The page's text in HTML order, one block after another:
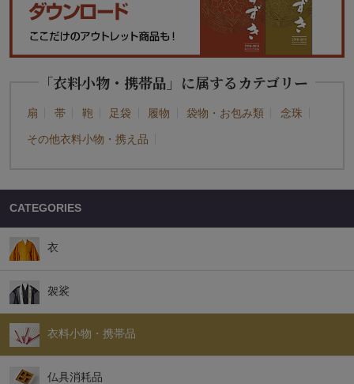
「衣料小物・携帯品」に属するカテゴリー
扇 帯 鞄 足袋 履物 袋物・お包み類 念珠
その他衣料小物・携え品
CATEGORIES
衣
袈裟
衣料小物・携帯品
仏具消耗品